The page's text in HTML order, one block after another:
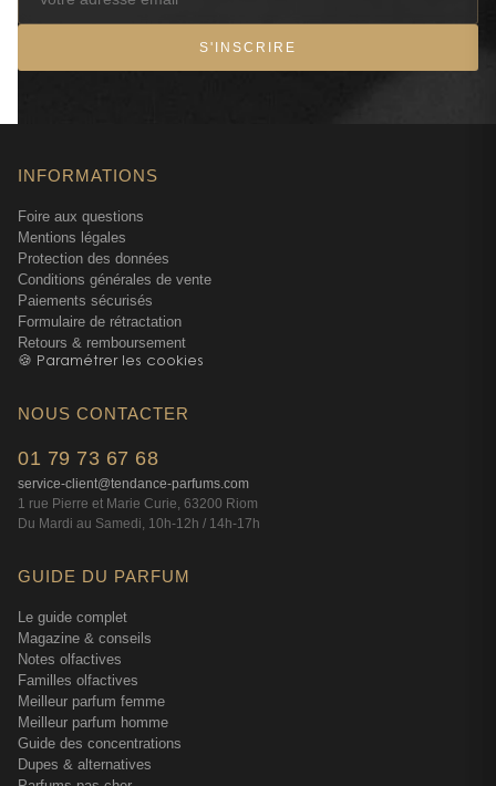
S'INSCRIRE
INFORMATIONS
Foire aux questions
Mentions légales
Protection des données
Conditions générales de vente
Paiements sécurisés
Formulaire de rétractation
Retours & remboursement
🍪 Paramétrer les cookies
NOUS CONTACTER
01 79 73 67 68
service-client@tendance-parfums.com
1 rue Pierre et Marie Curie, 63200 Riom
Du Mardi au Samedi, 10h-12h / 14h-17h
GUIDE DU PARFUM
Le guide complet
Magazine & conseils
Notes olfactives
Familles olfactives
Meilleur parfum femme
Meilleur parfum homme
Guide des concentrations
Dupes & alternatives